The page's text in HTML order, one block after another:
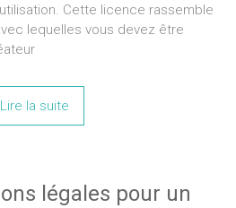
Cette licence rassemble
lequelles vous devez être
Lire la suite
légales pour un